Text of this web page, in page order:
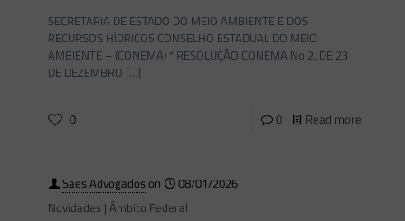
SECRETARIA DE ESTADO DO MEIO AMBIENTE E DOS
RECURSOS HÍDRICOS CONSELHO ESTADUAL DO MEIO
AMBIENTE – (CONEMA) * RESOLUÇÃO CONEMA No 2, DE 23
DE DEZEMBRO […]
0 0 Read more
Saes Advogadoson
08/01/2026
Novidades | Âmbito Federal